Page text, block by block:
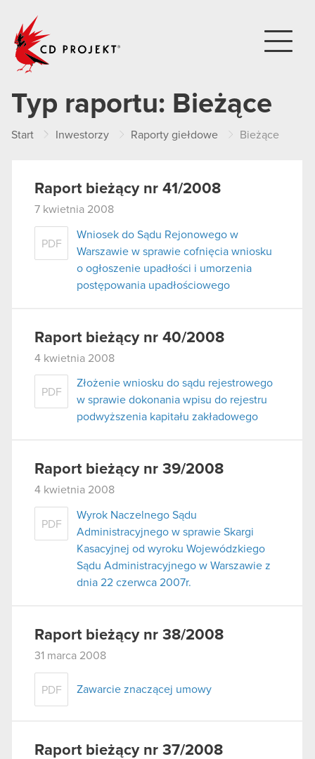
Typ raportu: Bieżące
Start Inwestorzy Raporty giełdowe Bieżące
Raport bieżący nr 41/2008
7 kwietnia 2008
PDF
Wniosek do Sądu Rejonowego w
Warszawie w sprawie cofnięcia wniosku
o ogłoszenie upadłości i umorzenia
postępowania upadłościowego
Raport bieżący nr 40/2008
4 kwietnia 2008
PDF
Złożenie wniosku do sądu rejestrowego
w sprawie dokonania wpisu do rejestru
podwyższenia kapitału zakładowego
Raport bieżący nr 39/2008
4 kwietnia 2008
PDF
Wyrok Naczelnego Sądu
Administracyjnego w sprawie Skargi
Kasacyjnej od wyroku Wojewódzkiego
Sądu Administracyjnego w Warszawie z
dnia 22 czerwca 2007r.
Raport bieżący nr 38/2008
31 marca 2008
PDF Zawarcie znaczącej umowy
Raport bieżący nr 37/2008